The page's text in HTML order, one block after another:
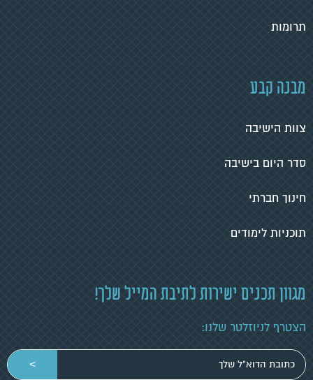
תרומות
מבנה קבע
צוות הישיבה
סדר היום בישיבה
חינוך חברתי
תוכניות לימודים
מגוון תכנים ישירות לתיבת המייל שלך!
הצטרף לניוזלטר שלנו:
הכניסי
>